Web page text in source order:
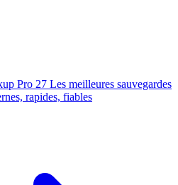
Pro 27 Les meilleures sauvegardes
rapides, fiables